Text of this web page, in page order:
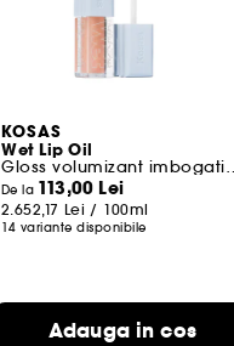
KOSAS
Wet Lip Oil
Gloss
De la 113,00 Lei
2.652,17 Lei / 100ml
14 variante disponibile
Adauga in cos